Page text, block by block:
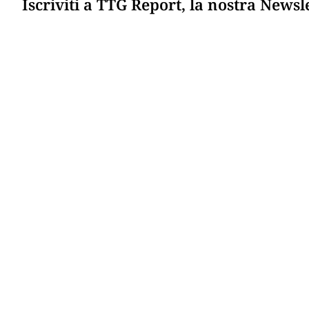
Iscriviti a TTG Report, la nostra